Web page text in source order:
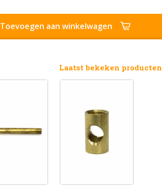
Toevoegen aan winkelwagen
Laatst bekeken producten